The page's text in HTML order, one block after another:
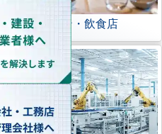
レストラン・飲食店